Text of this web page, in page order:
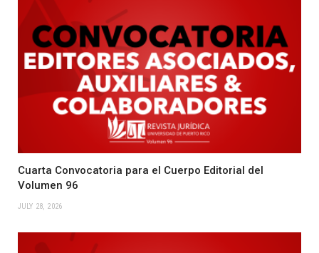
Cuarta Convocatoria para el Cuerpo Editorial del
Volumen 96
JULY 28, 2026